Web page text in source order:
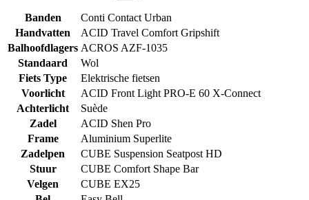
Banden
Conti Contact Urban
Handvatten
ACID Travel Comfort Gripshift
Balhoofdlagers ACROS AZF-1035
Standaard
Wol
Fiets Type
Elektrische fietsen
Voorlicht
ACID Front Light PRO-E 60 X-Connect
Achterlicht
Suède
Zadel
ACID Shen Pro
Frame
Aluminium Superlite
Zadelpen
CUBE Suspension Seatpost HD
Stuur
CUBE Comfort Shape Bar
Velgen
CUBE EX25